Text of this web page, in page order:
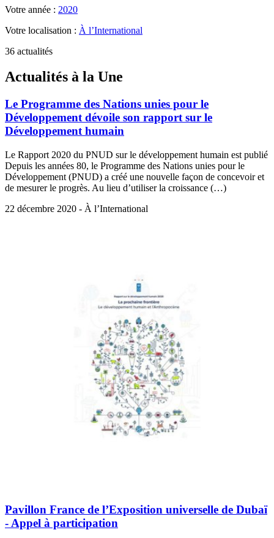
Votre année : 2020
Votre localisation : À l’International
36 actualités
Actualités à la Une
Le Programme des Nations unies pour le
Développement dévoile son rapport sur le
Développement humain
Le Rapport 2020 du PNUD sur le développement humain est publié
Depuis les années 80, le Programme des Nations unies pour le
Développement (PNUD) a créé une nouvelle façon de concevoir et
de mesurer le progrès. Au lieu d’utiliser la croissance (…)
22 décembre 2020 - À l’International
Pavillon France de l’Exposition universelle de Dubaï
- Appel à participation